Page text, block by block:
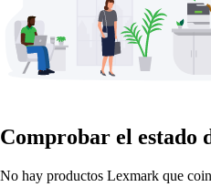
Comprobar el estado
No hay productos Lexmark que